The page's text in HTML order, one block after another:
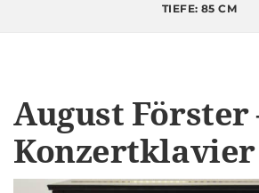
TIEFE: 85 CM
August Förster
Konzertklavier